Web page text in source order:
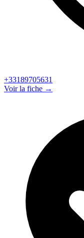
+33189705631
Voir la fiche →